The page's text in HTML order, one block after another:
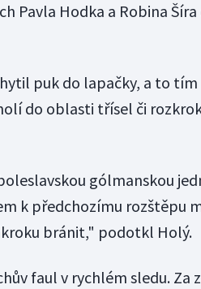
Pavla Hodka a Robina
puk do lapačky, a to tím
do oblasti třísel či
gólmanskou
k předchozímu rozštěpu
bránit," podotkl Holý.
faul v rychlém sledu. Za